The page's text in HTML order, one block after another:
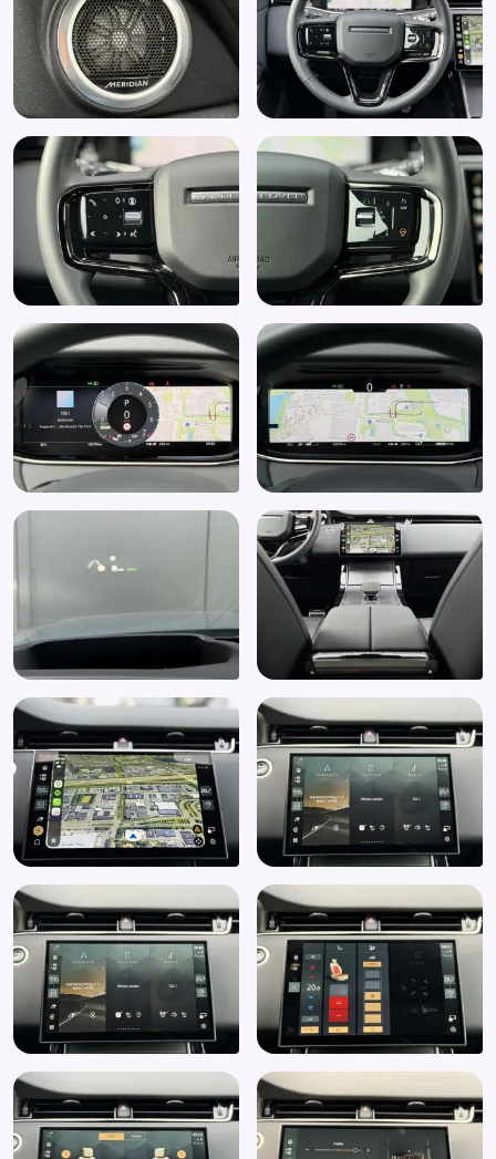
Premium LED-koplampen met LED-signature
dagrijlichten (064QB)
Premium sfeerverlichting (064LC)
Privacy glas (047DB)
RDW-leges
Regensensor
Ruitensproeiers verwarmbaar
Schakelmogelijkheid aan stuurwiel
Sperdifferentieel
Start/stop systeem
Stuurbekrachtiging snelheidsafhankelijk
Surround Camera System (086GN)
Tech Pack (074KY)
Traffic Sign Recognition en Adaptive Speed Limiter
(086DC)
Verwarmbaar lederen stuurwiel (032DV)